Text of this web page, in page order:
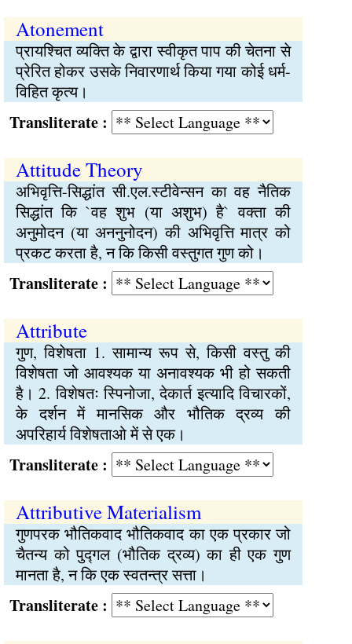
Atonement
प्रायश्चित व्यक्ति के द्वारा स्वीकृत पाप की चेतना से
प्रेरित होकर उसके निवारणार्थ किया गया कोई धर्म-
विहित कृत्य।
:
Attitude Theory
अभिवृत्ति-सिद्धांत सी.एल.स्टीवेन्सन का वह नैतिक
सिद्धांत कि `वह शुभ (या अशुभ) है` वक्ता की
अनुमोदन (या अननुनोदन) की अभिवृत्ति मात्र को
प्रकट करता है, न कि किसी वस्तुगत गुण को।
:
Attribute
गुण, विशेषता 1. सामान्य रूप से, किसी वस्तु की
विशेषता जो आवश्यक या अनावश्यक भी हो सकती
है। 2. विशेषतः स्पिनोजा, देकार्त इत्यादि विचारकों,
के दर्शन में मानसिक और भौतिक द्रव्य की
अपरिहार्य विशेषताओ में से एक।
:
Attributive Materialism
गुणपरक भौतिकवाद भौतिकवाद का एक प्रकार जो
चैतन्य को पुद्गल (भौतिक द्रव्य) का ही एक गुण
मानता है, न कि एक स्वतन्त्र सत्ता।
: